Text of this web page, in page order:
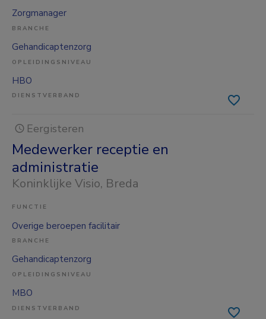
Zorgmanager
BRANCHE
Gehandicaptenzorg
OPLEIDINGSNIVEAU
HBO
DIENSTVERBAND
Eergisteren
Medewerker receptie en
administratie
Koninklijke Visio, Breda
FUNCTIE
Overige beroepen facilitair
BRANCHE
Gehandicaptenzorg
OPLEIDINGSNIVEAU
MBO
DIENSTVERBAND